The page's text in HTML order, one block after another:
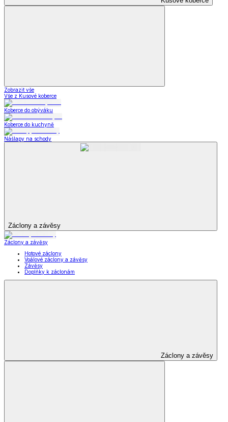
Zobrazit vše
Vše z Kusové koberce
Koberce do obýváku
Koberce do kuchyně
Nášlapy na schody
Záclony a závěsy
Záclony a závěsy
Hotové záclony
Voálové záclony a závěsy
Závěsy
Doplňky k záclonám
Záclony a závěsy